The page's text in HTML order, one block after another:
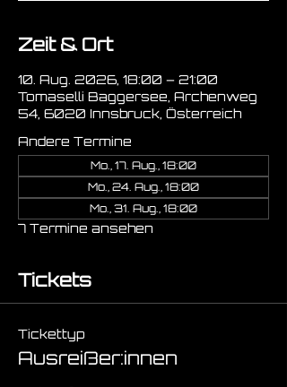
Zeit & Ort
10. Aug. 2026, 18:00 – 21:00
Tomaselli Baggersee, Archenweg
54, 6020 Innsbruck, Österreich
Andere Termine
Mo., 17. Aug., 18:00
Mo., 24. Aug., 18:00
Mo., 31. Aug., 18:00
7 Termine ansehen
Tickets
Tickettyp
Ausreißer:innen